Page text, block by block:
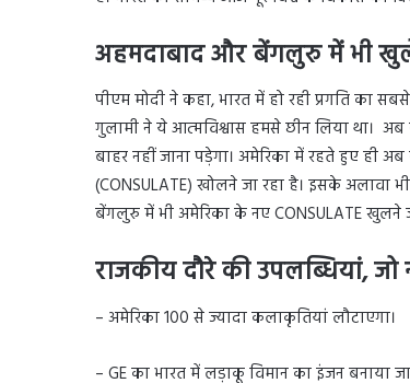
अहमदाबाद और बेंगलुरु में भी
पीएम मोदी ने कहा, भारत में हो रही प्रगति का
गुलामी ने ये आत्मविश्वास हमसे छीन लिया था।
बाहर नहीं जाना पड़ेगा। अमेरिका में रहते हुए ही
(CONSULATE) खोलने जा रहा है। इसके अलावा
बेंगलुरु में भी अमेरिका के नए CONSULATE खुलने
राजकीय दौरे की उपलब्धियां,
– अमेरिका 100 से ज्यादा कलाकृतियां लौटाएगा।
– GE का भारत में लड़ाकू विमान का इंजन बनाया